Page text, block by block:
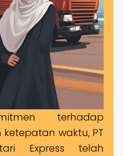
terhadap
waktu, PT
Express telah